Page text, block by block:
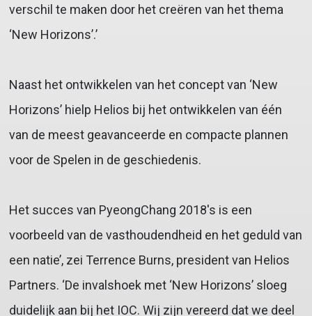
verschil te maken door het creëren van het thema
‘New Horizons’.’
Naast het ontwikkelen van het concept van ‘New
Horizons’ hielp Helios bij het ontwikkelen van één
van de meest geavanceerde en compacte plannen
voor de Spelen in de geschiedenis.
Het succes van PyeongChang 2018's is een
voorbeeld van de vasthoudendheid en het geduld van
een natie’, zei Terrence Burns, president van Helios
Partners. ‘De invalshoek met ‘New Horizons’ sloeg
duidelijk aan bij het IOC. Wij zijn vereerd dat we deel